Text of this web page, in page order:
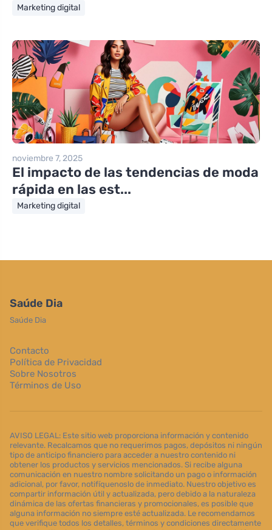
Marketing digital
noviembre 7, 2025
El impacto de las tendencias de moda
rápida en las est...
Marketing digital
Saúde Dia
Saúde Dia
Contacto
Política de Privacidad
Sobre Nosotros
Términos de Uso
AVISO LEGAL: Este sitio web proporciona información y contenido
relevante. Recalcamos que no requerimos pagos, depósitos ni ningún
tipo de anticipo financiero para acceder a nuestro contenido ni
obtener los productos y servicios mencionados. Si recibe alguna
comunicación en nuestro nombre solicitando un pago o información
adicional, por favor, notifíquenoslo de inmediato. Nuestro objetivo es
compartir información útil y actualizada, pero debido a la naturaleza
dinámica de las ofertas financieras y promocionales, es posible que
alguna información no siempre esté actualizada. Le recomendamos
que verifique todos los detalles, términos y condiciones directamente